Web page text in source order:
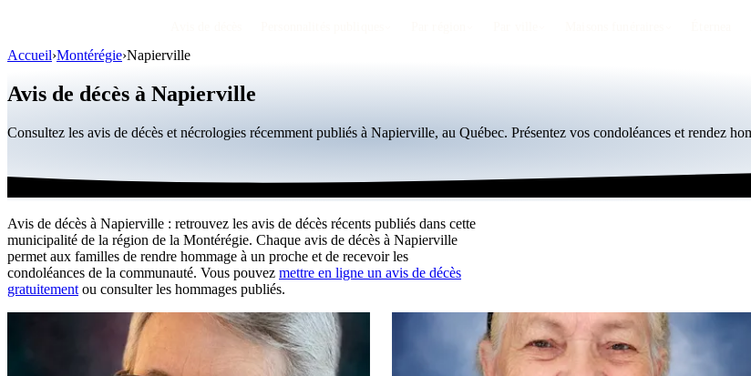
Accueil›Montérégie›Napierville
Avis de décès à Napierville
Consultez les avis de décès et nécrologies récemment publiés à Napierville, au Québec. Présentez vos condoléances et rendez
Avis de décès à Napierville : retrouvez les avis de décès récents publiés dans cette
municipalité de la région de la Montérégie. Chaque avis de décès à Napierville
permet aux familles de rendre hommage à un proche et de recevoir les
condoléances de la communauté. Vous pouvez mettre en ligne un avis de décès
gratuitement ou consulter les hommages publiés.